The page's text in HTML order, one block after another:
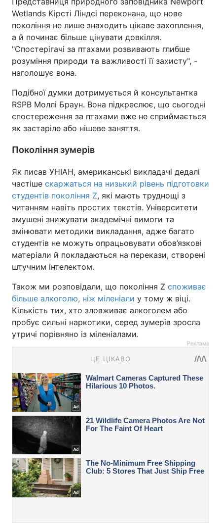
Wetlands Кірсті Ліндсі переконана, що нове
покоління не лише знаходить цікаве захоплення,
а й починає більше цінувати довкілля.
"Спостерігачі за птахами розвивають глибше
розуміння природи та важливості її захисту", -
наголошує вона.
Подібної думки дотримується й консультантка
RSPB Моллі Браун. Вона підкреслює, що сьогодні
спостереження за птахами вже не сприймається
як застаріле або нішеве заняття.
Покоління зумерів
Як писав УНІАН, американські викладачі дедалі
частіше скаржаться на низький рівень підготовки
студентів покоління Z, які мають труднощі з
читанням навіть простих текстів. Університети
змушені знижувати академічні вимоги та
змінювати методики викладання, адже багато
студентів не можуть опрацьовувати обов’язкові
матеріали й покладаються на перекази, створені
штучним інтелектом.
Також ми розповідали, що покоління Z споживає
більше алкоголю, ніж міленіали у тому ж віці.
Кількість тих, хто зловживає алкоголем або
пробує сильні наркотики, серед зумерів зросла
утричі порівняно із міленіалами.
Реклама